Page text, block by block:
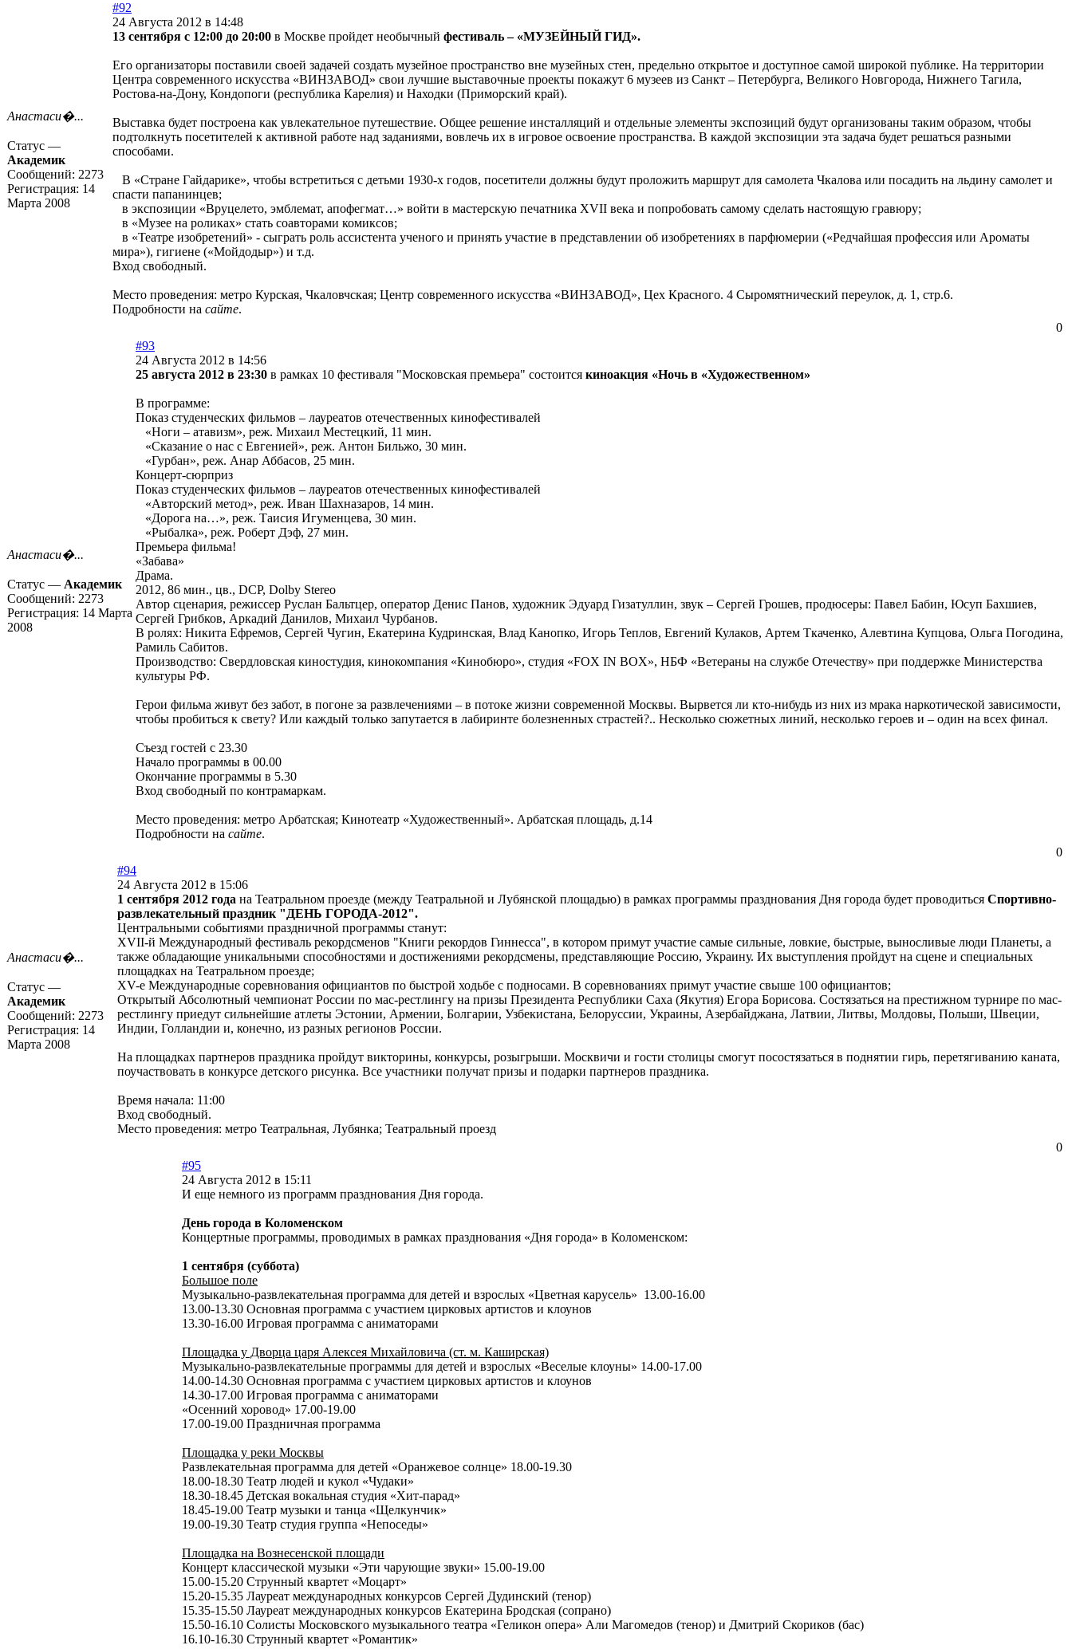
Анастаси�...
Статус —
Академик
Сообщений: 2273
Регистрация: 14
Марта 2008
#92
24 Августа 2012 в 14:48
13 сентября с 12:00 до 20:00 в Москве пройдет необычный фестиваль – «МУЗЕЙНЫЙ ГИД».
Его организаторы поставили своей задачей создать музейное пространство вне музейных стен, предельно открытое и доступное самой широкой публике. На территории
Центра современного искусства «ВИНЗАВОД» свои лучшие выставочные проекты покажут 6 музеев из Санкт – Петербурга, Великого Новгорода, Нижнего Тагила,
Ростова-на-Дону, Кондопоги (республика Карелия) и Находки (Приморский край).
Выставка будет построена как увлекательное путешествие. Общее решение инсталляций и отдельные элементы экспозиций будут организованы таким образом, чтобы
подтолкнуть посетителей к активной работе над заданиями, вовлечь их в игровое освоение пространства. В каждой экспозиции эта задача будет решаться разными
способами.
В «Стране Гайдарике», чтобы встретиться с детьми 1930-х годов, посетители должны будут проложить маршрут для самолета Чкалова или посадить на льдину самолет и
спасти папанинцев;
в экспозиции «Вруцелето, эмблемат, апофегмат…» войти в мастерскую печатника XVII века и попробовать самому сделать настоящую гравюру;
в «Музее на роликах» стать соавторами комиксов;
в «Театре изобретений» - сыграть роль ассистента ученого и принять участие в представлении об изобретениях в парфюмерии («Редчайшая профессия или Ароматы
мира»), гигиене («Мойдодыр») и т.д.
Вход свободный.
Место проведения: метро Курская, Чкаловчская; Центр современного искусства «ВИНЗАВОД», Цех Красного. 4 Сыромятнический переулок, д. 1, стр.6.
Подробности на сайте.
0
Анастаси�...
Статус — Академик
Сообщений: 2273
Регистрация: 14 Марта
2008
#93
24 Августа 2012 в 14:56
25 августа 2012 в 23:30 в рамках 10 фестиваля "Московская премьера" состоится киноакция «Ночь в «Художественном»
В программе:
Показ студенческих фильмов – лауреатов отечественных кинофестивалей
«Ноги – атавизм», реж. Михаил Местецкий, 11 мин.
«Сказание о нас с Евгенией», реж. Антон Бильжо, 30 мин.
«Гурбан», реж. Анар Аббасов, 25 мин.
Концерт-сюрприз
Показ студенческих фильмов – лауреатов отечественных кинофестивалей
«Авторский метод», реж. Иван Шахназаров, 14 мин.
«Дорога на…», реж. Таисия Игуменцева, 30 мин.
«Рыбалка», реж. Роберт Дэф, 27 мин.
Премьера фильма!
«Забава»
Драма.
2012, 86 мин., цв., DCP, Dolby Stereo
Автор сценария, режиссер Руслан Бальтцер, оператор Денис Панов, художник Эдуард Гизатуллин, звук – Сергей Грошев, продюсеры: Павел Бабин, Юсуп Бахшиев,
Сергей Грибков, Аркадий Данилов, Михаил Чурбанов.
В ролях: Никита Ефремов, Сергей Чугин, Екатерина Кудринская, Влад Канопко, Игорь Теплов, Евгений Кулаков, Артем Ткаченко, Алевтина Купцова, Ольга Погодина,
Рамиль Сабитов.
Производство: Свердловская киностудия, кинокомпания «Кинобюро», студия «FOX IN BOX», НБФ «Ветераны на службе Отечеству» при поддержке Министерства
культуры РФ.
Герои фильма живут без забот, в погоне за развлечениями – в потоке жизни современной Москвы. Вырвется ли кто-нибудь из них из мрака наркотической зависимости,
чтобы пробиться к свету? Или каждый только запутается в лабиринте болезненных страстей?.. Несколько сюжетных линий, несколько героев и – один на всех финал.
Съезд гостей с 23.30
Начало программы в 00.00
Окончание программы в 5.30
Вход свободный по контрамаркам.
Место проведения: метро Арбатская; Кинотеатр «Художественный». Арбатская площадь, д.14
Подробности на сайте.
0
Анастаси�...
Статус —
Академик
Сообщений: 2273
Регистрация: 14
Марта 2008
#94
24 Августа 2012 в 15:06
1 сентября 2012 года на Театральном проезде (между Театральной и Лубянской площадью) в рамках программы празднования Дня города будет проводиться Спортивно-
развлекательный праздник "ДЕНЬ ГОРОДА-2012".
Центральными событиями праздничной программы станут:
XVII-й Международный фестиваль рекордсменов "Книги рекордов Гиннесса", в котором примут участие самые сильные, ловкие, быстрые, выносливые люди Планеты, а
также обладающие уникальными способностями и достижениями рекордсмены, представляющие Россию, Украину. Их выступления пройдут на сцене и специальных
площадках на Театральном проезде;
XV-е Международные соревнования официантов по быстрой ходьбе с подносами. В соревнованиях примут участие свыше 100 официантов;
Открытый Абсолютный чемпионат России по мас-рестлингу на призы Президента Республики Саха (Якутия) Егора Борисова. Состязаться на престижном турнире по мас-
рестлингу приедут сильнейшие атлеты Эстонии, Армении, Болгарии, Узбекистана, Белоруссии, Украины, Азербайджана, Латвии, Литвы, Молдовы, Польши, Швеции,
Индии, Голландии и, конечно, из разных регионов России.
На площадках партнеров праздника пройдут викторины, конкурсы, розыгрыши. Москвичи и гости столицы смогут посостязаться в поднятии гирь, перетягиванию каната,
поучаствовать в конкурсе детского рисунка. Все участники получат призы и подарки партнеров праздника.
Время начала: 11:00
Вход свободный.
Место проведения: метро Театральная, Лубянка; Театральный проезд
0
#95
24 Августа 2012 в 15:11
И еще немного из программ празднования Дня города.
День города в Коломенском
Концертные программы, проводимых в рамках празднования «Дня города» в Коломенском:
1 сентября (суббота)
Большое поле
Музыкально-развлекательная программа для детей и взрослых «Цветная карусель» 13.00-16.00
13.00-13.30 Основная программа с участием цирковых артистов и клоунов
13.30-16.00 Игровая программа с аниматорами
Площадка у Дворца царя Алексея Михайловича (ст. м. Каширская)
Музыкально-развлекательные программы для детей и взрослых «Веселые клоуны» 14.00-17.00
14.00-14.30 Основная программа с участием цирковых артистов и клоунов
14.30-17.00 Игровая программа с аниматорами
«Осенний хоровод» 17.00-19.00
17.00-19.00 Праздничная программа
Площадка у реки Москвы
Развлекательная программа для детей «Оранжевое солнце» 18.00-19.30
18.00-18.30 Театр людей и кукол «Чудаки»
18.30-18.45 Детская вокальная студия «Хит-парад»
18.45-19.00 Театр музыки и танца «Щелкунчик»
19.00-19.30 Театр студия группа «Непоседы»
Площадка на Вознесенской площади
Концерт классической музыки «Эти чарующие звуки» 15.00-19.00
15.00-15.20 Струнный квартет «Моцарт»
15.20-15.35 Лауреат международных конкурсов Сергей Дудинский (тенор)
15.35-15.50 Лауреат международных конкурсов Екатерина Бродская (сопрано)
15.50-16.10 Солисты Московского музыкального театра «Геликон опера» Али Магомедов (тенор) и Дмитрий Скориков (бас)
16.10-16.30 Струнный квартет «Романтик»